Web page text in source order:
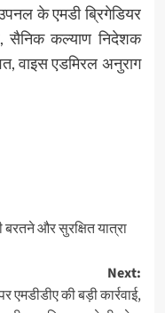
के एमडी ब्रिगेडियर
सैनिक कल्याण निदेशक
वाइस एडमिरल अनुराग
बरतने और सुरक्षित यात्रा
Next:
एमडीडीए की बड़ी कार्रवाई,